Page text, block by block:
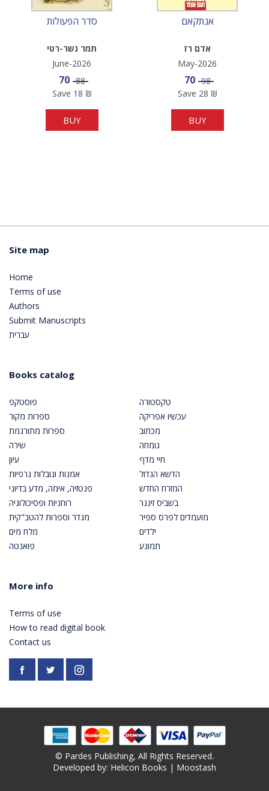
סדר הפעולות
תמר נשר-רטי
June-2026
Sale price
70 Price
88
Save 18 ₪
BUY
אנתקאם
אדם רז
May-2026
Sale price
70 Price
98
Save 28 ₪
BUY
Site map
Home
Terms of use
Authors
Submit Manuscripts
עברית
Books catalog
פוסטקפ
ספרות מקור
ספרות מתורגמת
שירה
עיון
אמנות ונובלות גרפיות
פנטזיה, אימה, מדע בדיוני
רוחניות ופסיכולוגיה
מגדר וספרות להטב"קית
מלח מים
פואנטה
טקסטורה
עכשיו אפריקה
מכתוב
גומחה
חיי מדף
הדשא הגדול
המזרח החדש
בשביס זינגר
מועמדים לפרס ספיר
ילדים
תמונע
More info
Terms of use
How to read digital book
Contact us
Facebookhttps://twitter.com/PardesPublish
Instagram
© Pardes Publishing, All Rights Reserved.
Developed by: ׁHelicon Books | Moostash